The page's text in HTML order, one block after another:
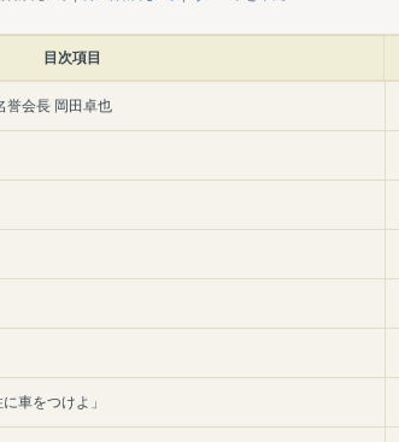
目次項目
誉会長 岡田卓也
車をつけよ」